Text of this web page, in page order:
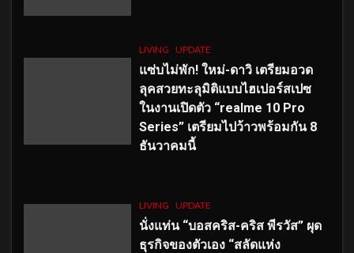
LIVING UPDATE
แซ่บไม่พัก! ใหม่-ดาวิ เตรียมอวด
ลุคสวยทะลุมิติแบบไฮเปอร์สเปซ
ในงานเปิดตัว “realme 10 Pro
Series” เตรียมไปว้าวพร้อมกัน 8
ธันวาคมนี้
LIVING UPDATE
นั่งแท่น “บอสคริส-คริส พีรวัส” ผุด
ธุรกิจของตัวเอง “สลัดแห่ง